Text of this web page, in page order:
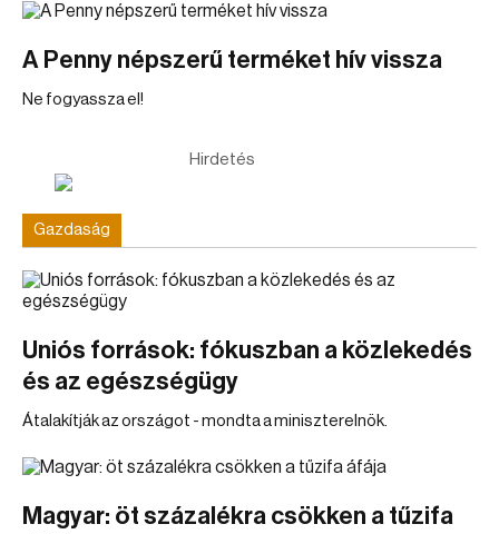
A Penny népszerű terméket hív vissza
Ne fogyassza el!
Hirdetés
Gazdaság
Uniós források: fókuszban a közlekedés
és az egészségügy
Átalakítják az országot - mondta a miniszterelnök.
Magyar: öt százalékra csökken a tűzifa